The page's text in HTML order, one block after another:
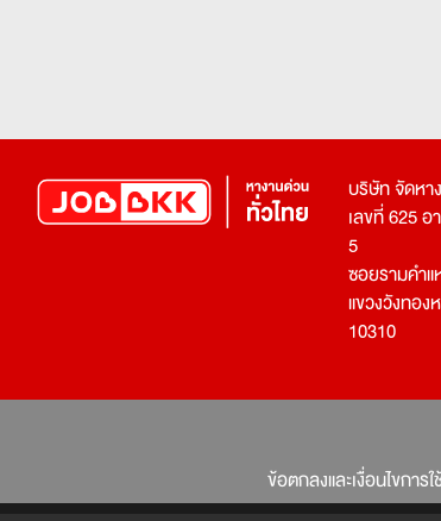
บริษัท จัดหา
เลขที่ 625
5
ซอยรามคำ
แขวงวังทอง
10310
ข้อตกลงและเงื่อนไขกา